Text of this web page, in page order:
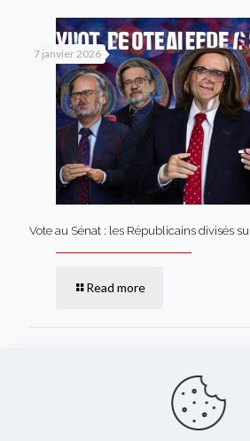
7 janvier 2026
Vote au Sénat : les Républicains divisés
Read more